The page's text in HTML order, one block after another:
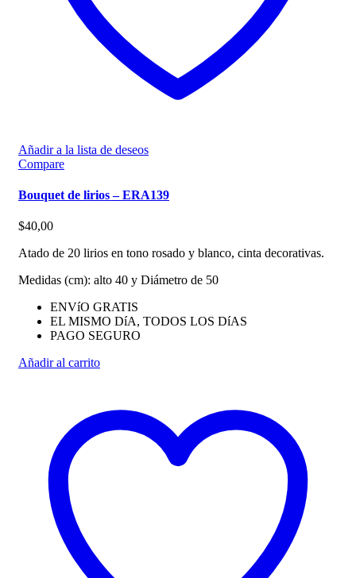
Añadir a la lista de deseos
Compare
Bouquet de lirios – ERA139
$40,00
Atado de 20 lirios en tono rosado y blanco, cinta decorativas.
Medidas (cm): alto 40 y Diámetro de 50
ENVíO GRATIS
EL MISMO DíA, TODOS LOS DíAS
PAGO SEGURO
Añadir al carrito